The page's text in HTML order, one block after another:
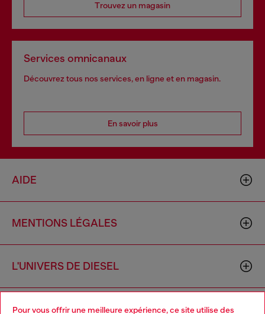
Pour vous offrir une meilleure expérience, ce site utilise des
Trouvez un magasin
Services omnicanaux
Découvrez tous nos services, en ligne et en magasin.
En savoir plus
AIDE
MENTIONS LÉGALES
L'UNIVERS DE DIESEL
CORPORATE